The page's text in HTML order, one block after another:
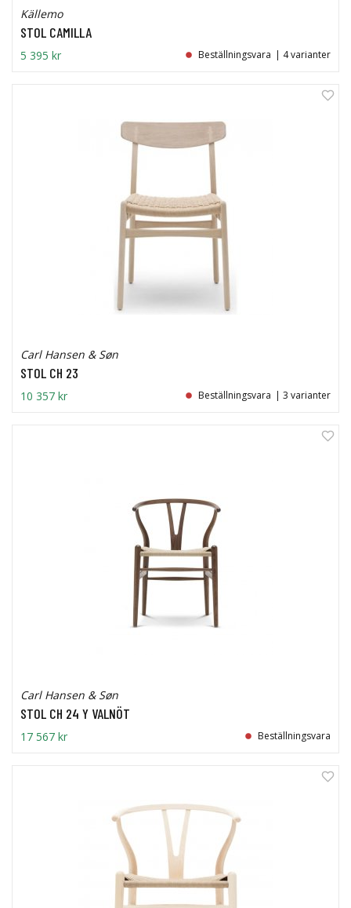
Källemo
STOL CAMILLA
5 395 kr Beställningsvara | 4 varianter
Carl Hansen & Søn
STOL CH 23
10 357 kr Beställningsvara | 3 varianter
Carl Hansen & Søn
STOL CH 24 Y VALNÖT
17 567 kr Beställningsvara